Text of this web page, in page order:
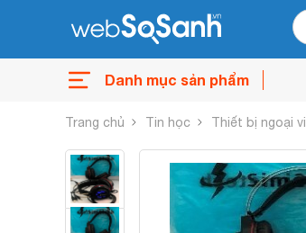
Danh mục sản phẩm
Trang chủ Tin học Thiết bị ngoại vi